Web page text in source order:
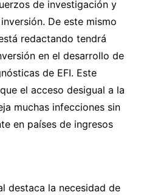
de investigación y
De este mismo
redactando tendrá
en el desarrollo de
de EFI. Este
el acceso desigual a la
muchas infecciones sin
en países de ingresos
destaca la necesidad de